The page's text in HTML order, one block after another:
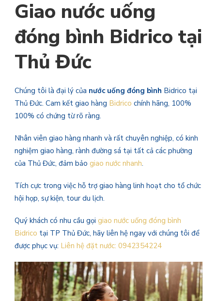
Giao nước uống
đóng bình Bidrico tại
Thủ Đức
Chúng tôi là đại lý của nước uống đóng bình Bidrico tại
Thủ Đức. Cam kết giao hàng Bidrico chính hãng, 100%
100% có chứng từ rõ ràng.
Nhân viên giao hàng nhanh và rất chuyên nghiệp, có kinh
nghiệm giao hàng, rành đường sá tại tất cả các phường
của Thủ Đức, đảm bảo giao nước nhanh.
Tích cực trong việc hỗ trợ giao hàng linh hoạt cho tổ chức
hội họp, sự kiện, tour du lịch.
Quý khách có nhu cầu gọi giao nước uống đóng bình
Bidrico tại TP Thủ Đức, hãy liên hệ ngay với chúng tôi để
được phục vụ: Liên hệ đặt nước: 0942354224